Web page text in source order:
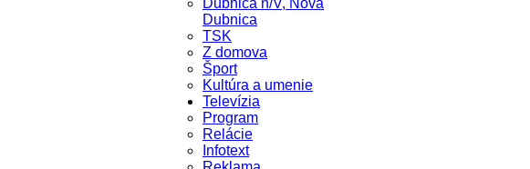
Dubnica
TSK
Z domova
Šport
Kultúra a umenie
Televízia
Program
Relácie
Infotext